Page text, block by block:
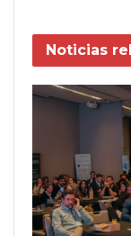
Noticias